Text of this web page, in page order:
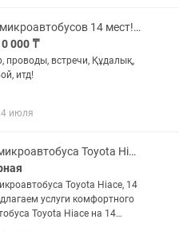
Аренда микроавтобусов 14 мест! Той ,құдалық,трансфер,по/час итд
000 ₸
проводы, встречи, Құдалық,
итд!
июля
Услуги микроавтобуса Toyota Hiace, 14 мест
Toyota Hiace, 14
Toyota Hiace на 14